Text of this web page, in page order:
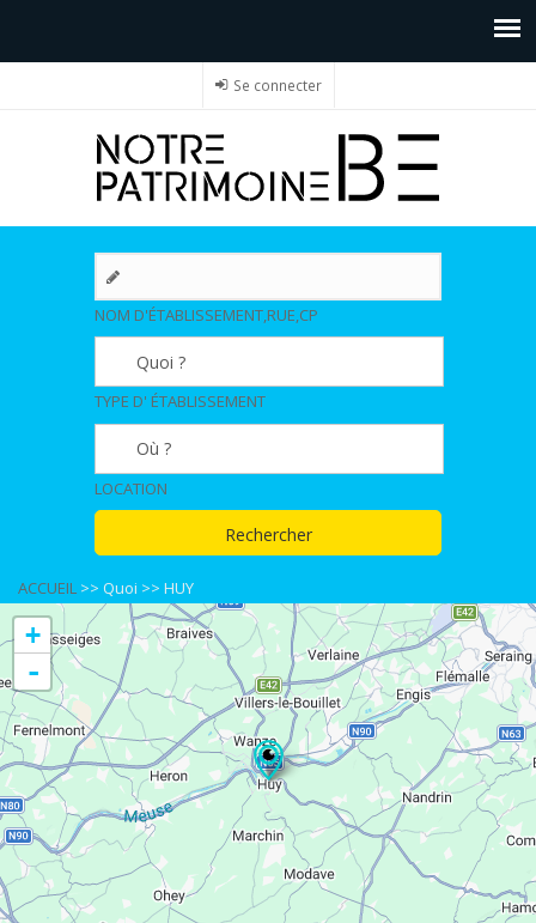
Se connecter
NOM D'ÉTABLISSEMENT,RUE,CP
TYPE D' ÉTABLISSEMENT
LOCATION
Rechercher
ACCUEIL >> Quoi >> HUY
+
-